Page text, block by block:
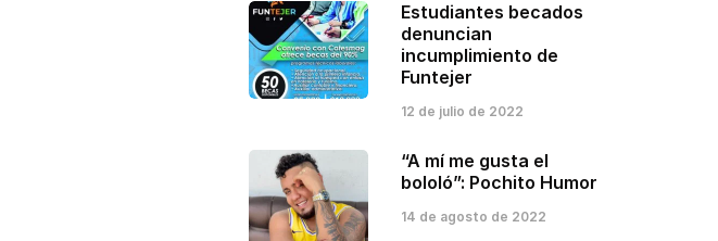
Estudiantes becados
denuncian
incumplimiento de
Funtejer
12 de julio de 2022
“A mí me gusta el
bololó”: Pochito Humor
14 de agosto de 2022